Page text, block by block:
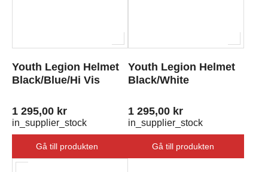
Youth Legion Helmet
Black/Blue/Hi Vis
1 295,00 kr
in_supplier_stock
Gå till produkten
Youth Legion Helmet
Black/White
1 295,00 kr
in_supplier_stock
Gå till produkten